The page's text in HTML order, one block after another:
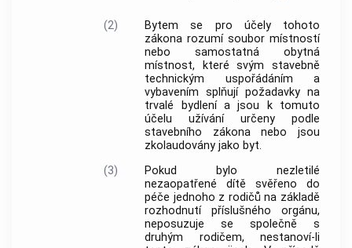
(2) Bytem se pro účely tohoto
zákona rozumí soubor místností
nebo samostatná obytná
místnost, které svým stavebně
technickým uspořádáním a
vybavením splňují požadavky na
trvalé bydlení a jsou k tomuto
účelu užívání určeny podle
stavebního zákona nebo jsou
zkolaudovány jako byt.
(3)
Pokud bylo nezletilé
nezaopatřené dítě svěřeno do
péče jednoho z rodičů na základě
rozhodnutí příslušného orgánu,
neposuzuje se společně s
druhým rodičem, nestanoví-li